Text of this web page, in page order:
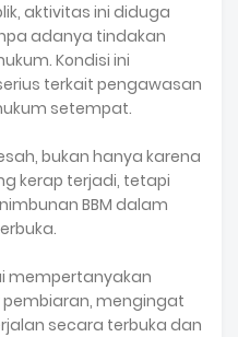
aktivitas ini diduga
adanya tindakan
Kondisi ini
terkait pengawasan
setempat.
bukan hanya karena
kerap terjadi, tetapi
BBM dalam
mempertanyakan
mengingat
secara terbuka dan